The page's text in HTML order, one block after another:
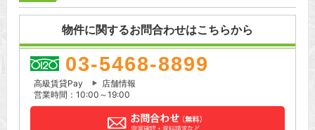
物件に関するお問合わせはこちらから
03-5468-8899
高級賃貸Pay
店舗情報
営業時間：10:00～19:00